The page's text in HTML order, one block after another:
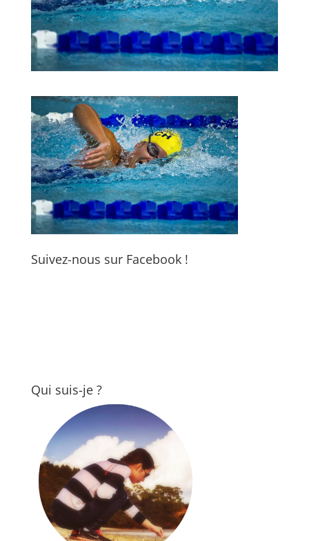
Suivez-nous sur Facebook !
Qui suis-je ?